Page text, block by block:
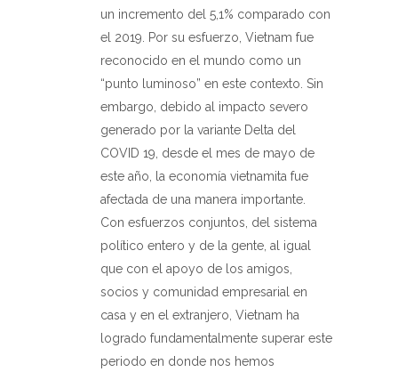
un incremento del 5,1% comparado con
el 2019. Por su esfuerzo, Vietnam fue
reconocido en el mundo como un
“punto luminoso” en este contexto. Sin
embargo, debido al impacto severo
generado por la variante Delta del
COVID 19, desde el mes de mayo de
este año, la economía vietnamita fue
afectada de una manera importante.
Con esfuerzos conjuntos, del sistema
político entero y de la gente, al igual
que con el apoyo de los amigos,
socios y comunidad empresarial en
casa y en el extranjero, Vietnam ha
logrado fundamentalmente superar este
periodo en donde nos hemos